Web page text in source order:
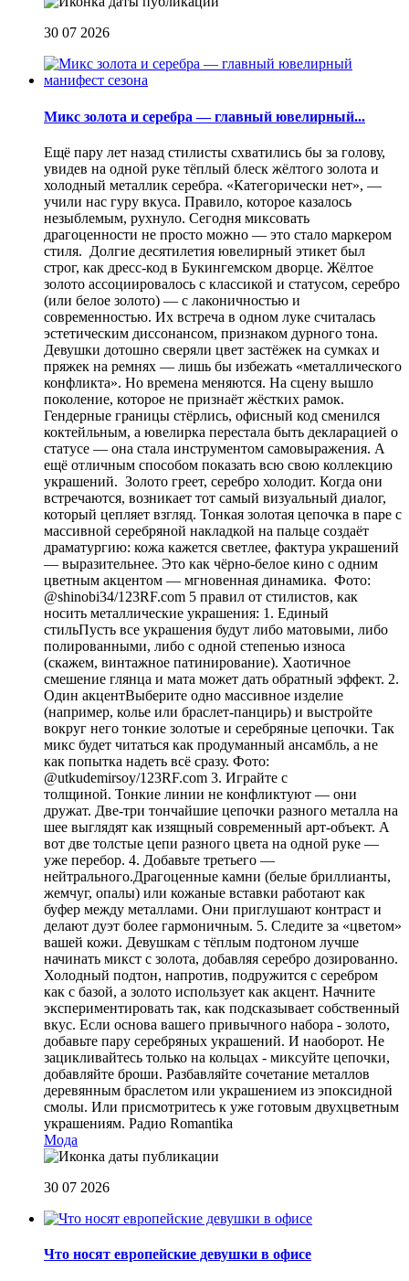
30 07 2026
Микс золота и серебра — главный ювелирный...
Ещё пару лет назад стилисты схватились бы за голову,
увидев на одной руке тёплый блеск жёлтого золота и
холодный металлик серебра. «Категорически нет», —
учили нас гуру вкуса. Правило, которое казалось
незыблемым, рухнуло. Сегодня миксовать
драгоценности не просто можно — это стало маркером
стиля. Долгие десятилетия ювелирный этикет был
строг, как дресс-код в Букингемском дворце. Жёлтое
золото ассоциировалось с классикой и статусом, серебро
(или белое золото) — с лаконичностью и
современностью. Их встреча в одном луке считалась
эстетическим диссонансом, признаком дурного тона.
Девушки дотошно сверяли цвет застёжек на сумках и
пряжек на ремнях — лишь бы избежать «металлического
конфликта». Но времена меняются. На сцену вышло
поколение, которое не признаёт жёстких рамок.
Гендерные границы стёрлись, офисный код сменился
коктейльным, а ювелирка перестала быть декларацией о
статусе — она стала инструментом самовыражения. А
ещё отличным способом показать всю свою коллекцию
украшений. Золото греет, серебро холодит. Когда они
встречаются, возникает тот самый визуальный диалог,
который цепляет взгляд. Тонкая золотая цепочка в паре с
массивной серебряной накладкой на пальце создаёт
драматургию: кожа кажется светлее, фактура украшений
— выразительнее. Это как чёрно-белое кино с одним
цветным акцентом — мгновенная динамика. Фото:
@shinobi34/123RF.com 5 правил от стилистов, как
носить металлические украшения: 1. Единый
стильПусть все украшения будут либо матовыми, либо
полированными, либо с одной степенью износа
(скажем, винтажное патинирование). Хаотичное
смешение глянца и мата может дать обратный эффект. 2.
Один акцентВыберите одно массивное изделие
(например, колье или браслет-панцирь) и выстройте
вокруг него тонкие золотые и серебряные цепочки. Так
микс будет читаться как продуманный ансамбль, а не
как попытка надеть всё сразу. Фото:
@utkudemirsoy/123RF.com 3. Играйте с
толщиной. Тонкие линии не конфликтуют — они
дружат. Две-три тончайшие цепочки разного металла на
шее выглядят как изящный современный арт-объект. А
вот две толстые цепи разного цвета на одной руке —
уже перебор. 4. Добавьте третьего —
нейтрального.Драгоценные камни (белые бриллианты,
жемчуг, опалы) или кожаные вставки работают как
буфер между металлами. Они приглушают контраст и
делают дуэт более гармоничным. 5. Следите за «цветом»
вашей кожи. Девушкам с тёплым подтоном лучше
начинать микст с золота, добавляя серебро дозированно.
Холодный подтон, напротив, подружится с серебром
как с базой, а золото использует как акцент. Начните
экспериментировать так, как подсказывает собственный
вкус. Если основа вашего привычного набора - золото,
добавьте пару серебряных украшений. И наоборот. Не
зацикливайтесь только на кольцах - миксуйте цепочки,
добавляйте броши. Разбавляйте сочетание металлов
деревянным браслетом или украшением из эпоксидной
смолы. Или присмотритесь к уже готовым двухцветным
украшениям. Радио Romantika
Мода
30 07 2026
Что носят европейские девушки в офисе